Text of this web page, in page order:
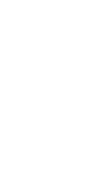
in alle standaard
van je rugzak
waterfles